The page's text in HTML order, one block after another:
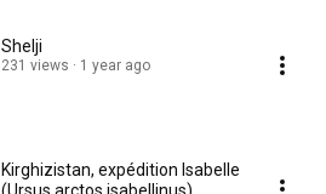
Shelji
231 views 1 year ago
Kirghizistan, expédition Isabelle